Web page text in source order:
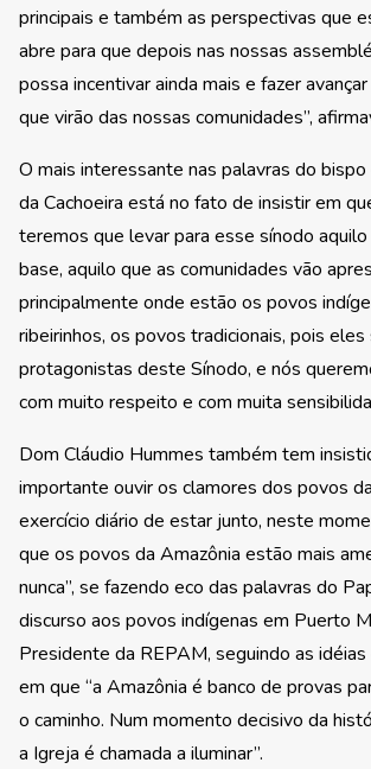
principais e também as perspectivas que
abre para que depois nas nossas
possa incentivar ainda mais e fazer
que virão das nossas comunidades”,
O mais interessante nas palavras do
da Cachoeira está no fato de insistir em
teremos que levar para esse sínodo
base, aquilo que as comunidades vão
principalmente onde estão os povos
ribeirinhos, os povos tradicionais, pois eles
protagonistas deste Sínodo, e nós
com muito respeito e com muita
Dom Cláudio Hummes também tem
importante ouvir os clamores dos povos
exercício diário de estar junto, neste
que os povos da Amazônia estão mais
nunca”, se fazendo eco das palavras do
discurso aos povos indígenas em Puerto
Presidente da REPAM, seguindo as
em que “a Amazônia é banco de provas
o caminho. Num momento decisivo da
a Igreja é chamada a iluminar”.